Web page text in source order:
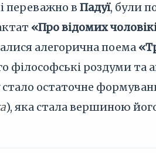
переважно в Падуї, були
«Про відомих
алегорична поема
філософські роздуми та
остаточне
), яка стала вершиною